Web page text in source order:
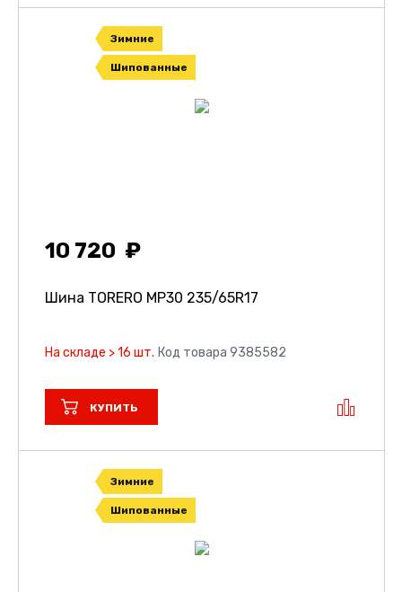
Зимние
Шипованные
10 720
Шина TORERO MP30 235/65R17
На складе > 16 шт. Код товара 9385582
КУПИТЬ
Зимние
Шипованные